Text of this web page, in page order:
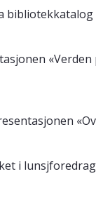
«Verden
i